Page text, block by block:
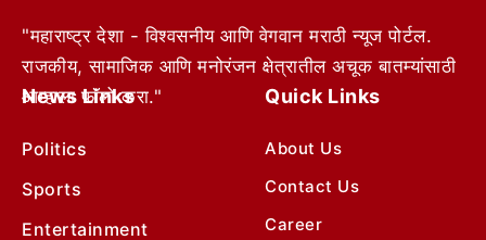
"महाराष्ट्र देशा - विश्वसनीय आणि वेगवान मराठी न्यूज पोर्टल.
राजकीय, सामाजिक आणि मनोरंजन क्षेत्रातील अचूक बातम्यांसाठी
आम्हाला फॉलो करा."
News Links
Politics
Sports
Entertainment
Quick Links
About Us
Contact Us
Career